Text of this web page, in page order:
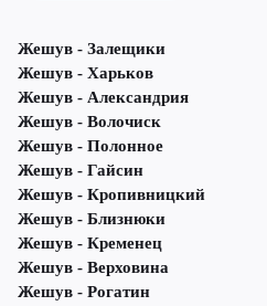
Жешув - Залещики
Жешув - Харьков
Жешув - Александрия
Жешув - Волочиск
Жешув - Полонное
Жешув - Гайсин
Жешув - Кропивницкий
Жешув - Близнюки
Жешув - Кременец
Жешув - Верховина
Жешув - Рогатин